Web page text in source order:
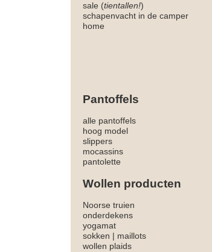
sale (tientallen!)
schapenvacht in de camper
home
Pantoffels
alle pantoffels
hoog model
slippers
mocassins
pantolette
Wollen producten
Noorse truien
onderdekens
yogamat
sokken | maillots
wollen plaids